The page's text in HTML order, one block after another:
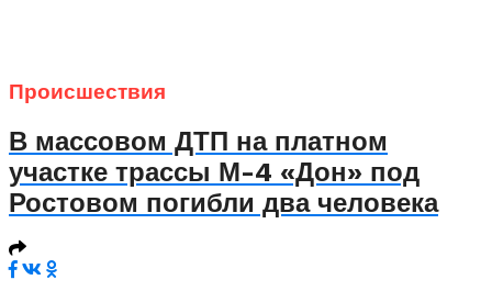
Происшествия
В массовом ДТП на платном
участке трассы М-4 «Дон» под
Ростовом погибли два человека